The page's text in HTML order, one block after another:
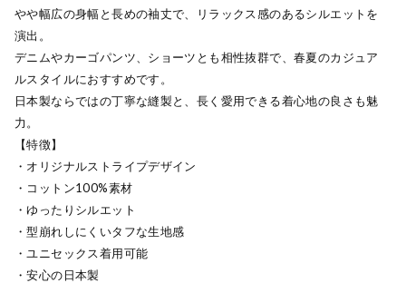
やや幅広の身幅と長めの袖丈で、リラックス感のあるシルエットを
演出。
デニムやカーゴパンツ、ショーツとも相性抜群で、春夏のカジュア
ルスタイルにおすすめです。
日本製ならではの丁寧な縫製と、長く愛用できる着心地の良さも魅
力。
【特徴】
・オリジナルストライプデザイン
・コットン100%素材
・ゆったりシルエット
・型崩れしにくいタフな生地感
・ユニセックス着用可能
・安心の日本製